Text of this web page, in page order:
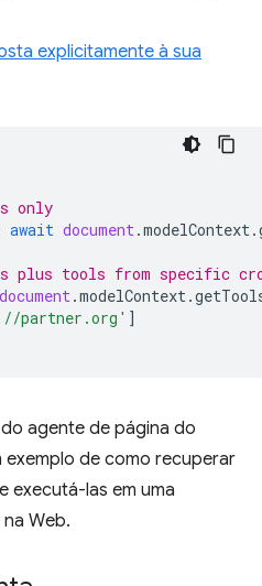
explicitamente à sua
only
await document.modelContext.
plus tools from specific
document.modelContext.
partner.org' ]
agente de página do
exemplo de como recuperar
executá-las em uma
Web.